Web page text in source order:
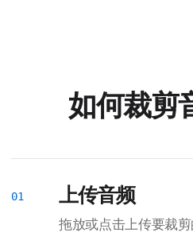
如何裁剪
上传音频
拖放或点击上传要裁剪